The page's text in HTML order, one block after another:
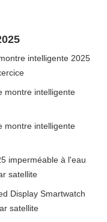
intelligente 2025
montre intelligente
montre intelligente
imperméable à l'eau
satellite
Display Smartwatch
satellite